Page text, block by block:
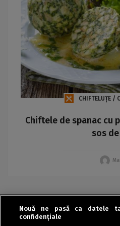
CHIFTELUȚE /
Chiftele de spanac cu
sos
« ‹
Nouă ne pasă ca datele
confidențiale